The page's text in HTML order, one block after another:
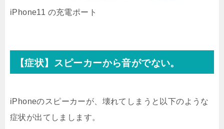
iPhone11 の充電ポート
【症状】スピーカーから音がでない。
iPhoneのスピーカーが、壊れてしまうと以下のような
症状が出てしまします。